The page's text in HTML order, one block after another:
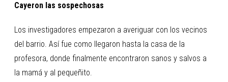
Cayeron las sospechosas
Los investigadores empezaron a averiguar con los vecinos
del barrio. Así fue como llegaron hasta la casa de la
profesora, donde finalmente encontraron sanos y salvos a
la mamá y al pequeñito.